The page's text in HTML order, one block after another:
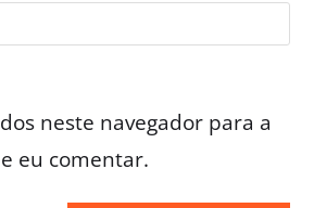
neste navegador para a
eu comentar.